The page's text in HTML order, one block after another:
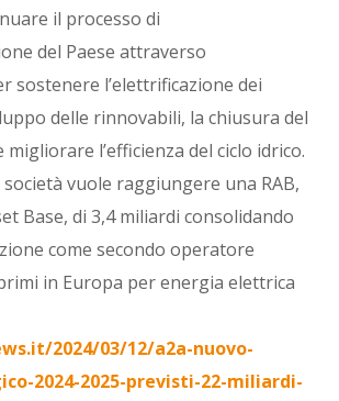
il processo di
del Paese attraverso
sostenere l’elettrificazione dei
delle rinnovabili, la chiusura del
l’efficienza del ciclo idrico.
vuole raggiungere una RAB,
Base, di 3,4 miliardi consolidando
come secondo operatore
in Europa per energia elettrica
2024/03/12/a2a-nuovo-
2024-2025-previsti-22-miliardi-